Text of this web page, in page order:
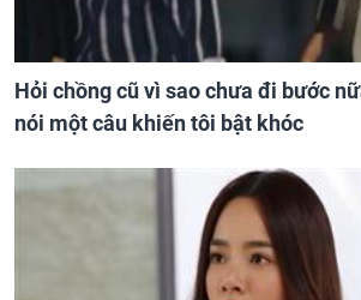
Hỏi chồng cũ vì sao chưa đi bước
nói một câu khiến tôi bật khóc